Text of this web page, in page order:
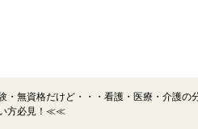
無資格だけど・・・看護・医療・介護の
方必見！≪≪